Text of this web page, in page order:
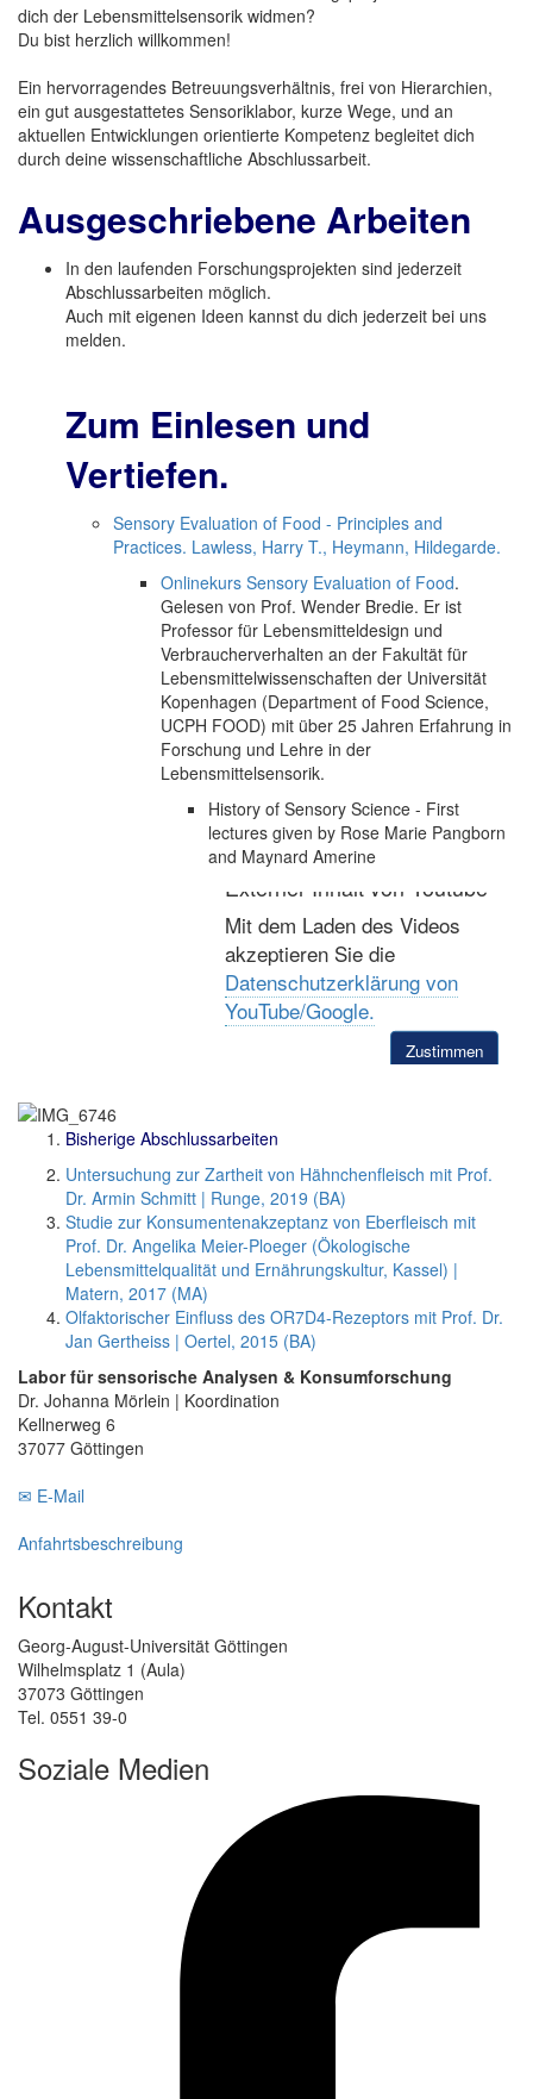
dich der Lebensmittelsensorik widmen?
Du bist herzlich willkommen!
Ein hervorragendes Betreuungsverhältnis, frei von Hierarchien,
ein gut ausgestattetes Sensoriklabor, kurze Wege, und an
aktuellen Entwicklungen orientierte Kompetenz begleitet dich
durch deine wissenschaftliche Abschlussarbeit.
Ausgeschriebene Arbeiten
In den laufenden Forschungsprojekten sind jederzeit
Abschlussarbeiten möglich.
Auch mit eigenen Ideen kannst du dich jederzeit bei uns
melden.
Zum Einlesen und
Vertiefen.
Sensory Evaluation of Food - Principles and
Practices. Lawless, Harry T., Heymann, Hildegarde.
Onlinekurs Sensory Evaluation of Food.
Gelesen von Prof. Wender Bredie. Er ist
Professor für Lebensmitteldesign und
Verbraucherverhalten an der Fakultät für
Lebensmittelwissenschaften der Universität
Kopenhagen (Department of Food Science,
UCPH FOOD) mit über 25 Jahren Erfahrung in
Forschung und Lehre in der
Lebensmittelsensorik.
History of Sensory Science - First
lectures given by Rose Marie Pangborn
and Maynard Amerine
Externer Inhalt von Youtube
Mit dem Laden des Videos
akzeptieren Sie die
Datenschutzerklärung von
YouTube/Google.
Zustimmen
Bisherige Abschlussarbeiten
Untersuchung zur Zartheit von Hähnchenfleisch mit Prof.
Dr. Armin Schmitt | Runge, 2019 (BA)
Studie zur Konsumentenakzeptanz von Eberfleisch mit
Prof. Dr. Angelika Meier-Ploeger (Ökologische
Lebensmittelqualität und Ernährungskultur, Kassel) |
Matern, 2017 (MA)
Olfaktorischer Einfluss des OR7D4-Rezeptors mit Prof. Dr.
Jan Gertheiss | Oertel, 2015 (BA)
Labor für sensorische Analysen & Konsumforschung
Dr. Johanna Mörlein | Koordination
Kellnerweg 6
37077 Göttingen
✉ E-Mail
Anfahrtsbeschreibung
Kontakt
Georg-August-Universität Göttingen
Wilhelmsplatz 1 (Aula)
37073 Göttingen
Tel. 0551 39-0
Soziale Medien